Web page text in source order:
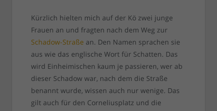
Kürzlich hielten mich auf der Kö zwei junge
Frauen an und fragten nach dem Weg zur
Schadow-Straße an. Den Namen sprachen sie
aus wie das englische Wort für Schatten. Das
wird Einheimischen kaum je passieren, wer ab
dieser Schadow war, nach dem die Straße
benannt wurde, wissen auch nur wenige. Das
gilt auch für den Corneliusplatz und die